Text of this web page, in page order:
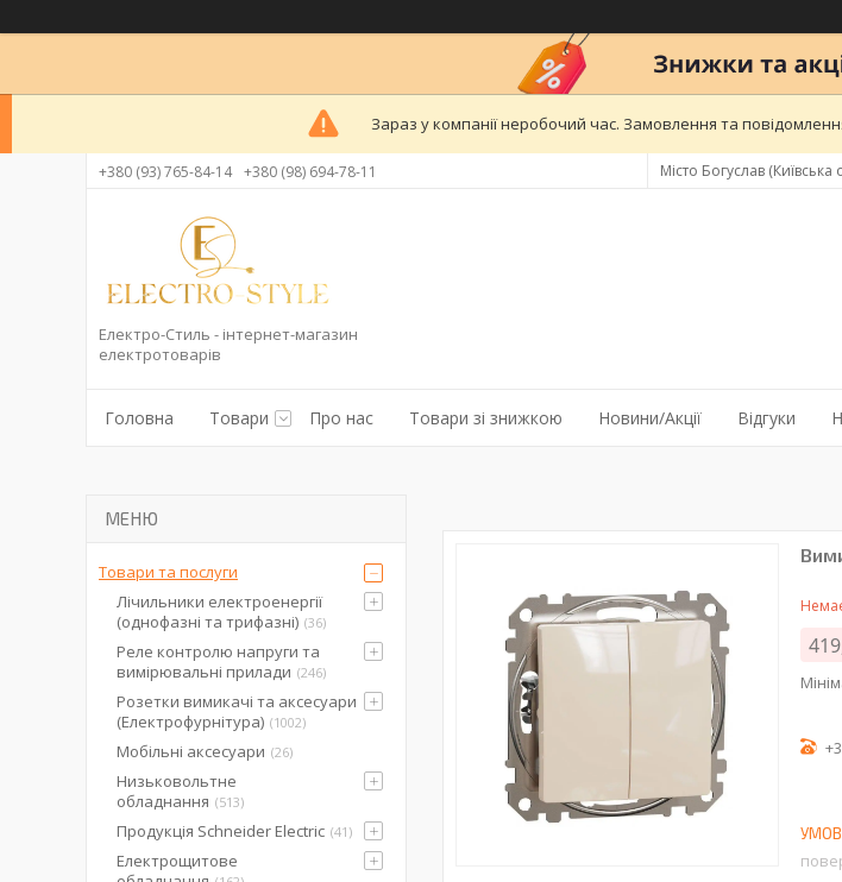
Зараз у компанії неробочий час. Замовлення та
+380 (93) 765-84-14 +380 (98) 694-78-11 Місто Богуслав
Електро-Стиль - інтернет-магазин
електротоварів
Головна Товари Про нас Товари зі знижкою Новини/Акції Відгуки
Товари та послуги
Лічильники електроенергії
(однофазні та трифазні) 36
Реле контролю напруги та
вимірювальні прилади 246
Розетки вимикачі та аксесуари
(Електрофурнітура) 1002
Мобільні аксесуари 26
Низьковольтне
обладнання
513
Продукція Schneider Electric 41
Електрощитове